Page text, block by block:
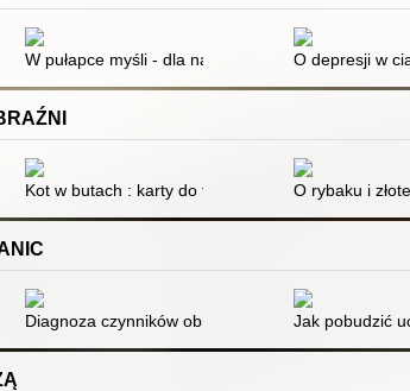
W pułapce myśli - dla nastolatków : jakO depresji w
Kot w butach : karty do teatru narracyjnego
O rybaku i
twórcze myślenie uczniów?
Diagnoza czynników obniżających kreatywność
Jak pobudzić